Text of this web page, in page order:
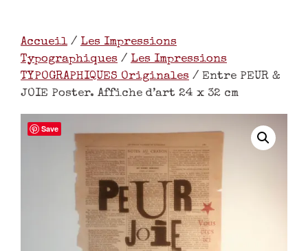
Accueil/ Les Impressions
Typographiques / Les Impressions
TYPOGRAPHIQUES Originales / Entre PEUR &
JOIE Poster. Affiche d’art 24 x 32 cm
Save